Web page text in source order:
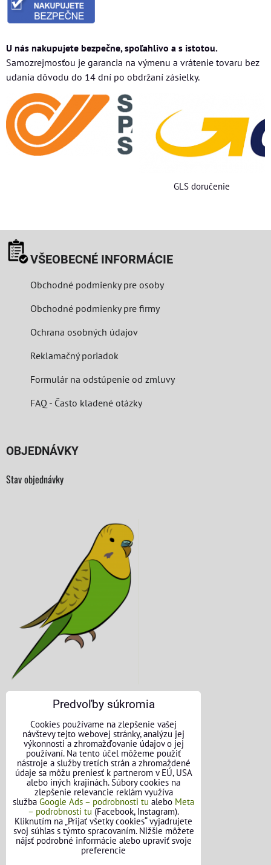
U nás nakupujete bezpečne, spoľahlivo a s istotou.
Samozrejmosťou je garancia na výmenu a vrátenie tovaru bez
udania dôvodu do 14 dní po obdržaní zásielky.
GLS doručenie
VŠEOBECNÉ INFORMÁCIE
Obchodné podmienky pre osoby
Obchodné podmienky pre firmy
Ochrana osobných údajov
Reklamačný poriadok
Formulár na odstúpenie od zmluvy
FAQ - Často kladené otázky
OBJEDNÁVKY
Stav objednávky
KONTAKTNÉ ÚDAJE
O nás
Kontakt
Požičovňa náradia
Názory našich zákazníkov
Mapa stránok
Predvoľby súkromia
Cookies používame na zlepšenie vašej
návštevy tejto webovej stránky, analýzu jej
výkonnosti a zhromažďovanie údajov o jej
používaní. Na tento účel môžeme použiť
nástroje a služby tretích strán a zhromaždené
údaje sa môžu preniesť k partnerom v EÚ, USA
alebo iných krajinách. Súbory cookies na
zlepšenie relevancie reklám využíva
služba Google Ads – podrobnosti tu alebo Meta
– podrobnosti tu (Facebook, Instagram).
Kliknutím na „Prijať všetky cookies“ vyjadrujete
svoj súhlas s týmto spracovaním. Nižšie môžete
nájsť podrobné informácie alebo upraviť svoje
preferencie